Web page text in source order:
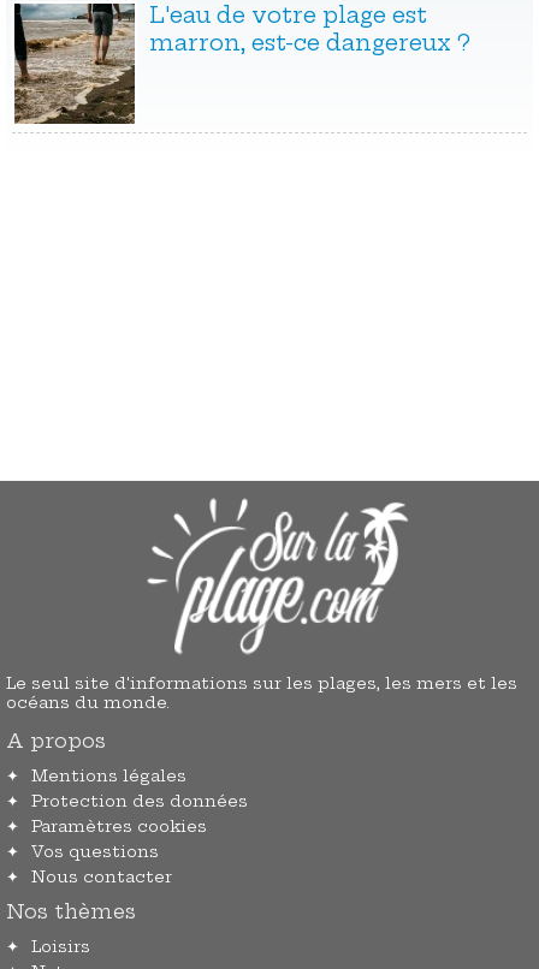
L'eau de votre plage est
marron, est-ce dangereux ?
Le seul site d'informations sur les plages, les mers et les
océans du monde.
A propos
Mentions légales
Protection des données
Paramètres cookies
Vos questions
Nous contacter
Nos thèmes
Loisirs